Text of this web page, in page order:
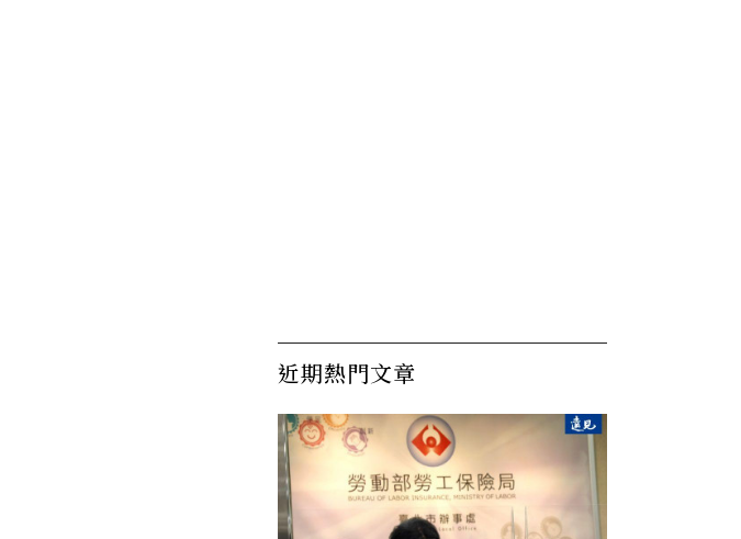
近期熱門文章